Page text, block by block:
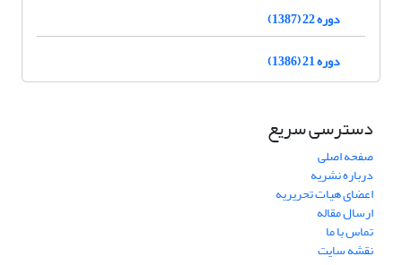
دوره 22 (1387)
دوره 21 (1386)
دسترسی سریع
صفحه اصلی
درباره نشریه
اعضای هیات تحریریه
ارسال مقاله
تماس با ما
نقشه سایت